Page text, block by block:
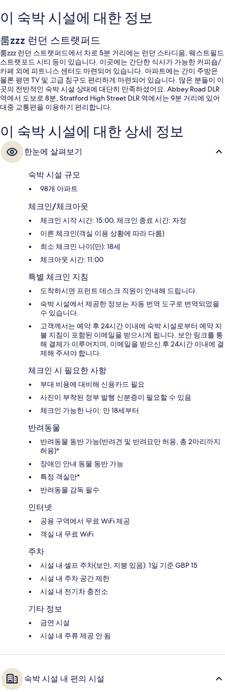
이 숙박 시설에 대한 정보
룸zzz 런던 스트랫퍼드
룸zzz 런던 스트랫퍼드에서 차로 5분 거리에는 런던 스타디움, 웨스트필드
스트랫포드 시티 등이 있습니다. 이곳에는 간단한 식사가 가능한 커피숍/
카페 외에 피트니스 센터도 마련되어 있습니다. 아파트에는 간이 주방은
물론 평면 TV 및 고급 침구도 편리하게 마련되어 있습니다. 많은 분들이 이
곳의 전반적인 숙박 시설 상태에 대단히 만족하셨어요. Abbey Road DLR
역에서 도보로 8분, Stratford High Street DLR 역에서는 9분 거리에 있어
대중 교통편을 이용하기 편리합니다.
이 숙박 시설에 대한 상세 정보
한눈에 살펴보기
숙박 시설 규모
98개 아파트
체크인/체크아웃
체크인 시작 시간: 15:00, 체크인 종료 시간: 자정
이른 체크인(객실 이용 상황에 따라 다름)
최소 체크인 나이(만): 18세
체크아웃 시간: 11:00
특별 체크인 지침
도착하시면 프런트 데스크 직원이 안내해 드립니다.
숙박 시설에서 제공한 정보는 자동 번역 도구로 번역되었을
수 있습니다.
고객께서는 예약 후 24시간 이내에 숙박 시설로부터 예약 지
불 지침이 포함된 이메일을 받으시게 됩니다. 보안 링크를 통
해 결제가 이루어지며, 이메일을 받으신 후 24시간 이내에 결
제해 주셔야 합니다.
체크인 시 필요한 사항
부대 비용에 대비해 신용카드 필요
사진이 부착된 정부 발행 신분증이 필요할 수 있음
체크인 가능한 나이: 만 18세부터
반려동물
반려동물 동반 가능(반려견 및 반려묘만 허용, 총 2마리까지
허용)*
장애인 안내 동물 동반 가능
특정 객실만*
반려동물 감독 필수
인터넷
공용 구역에서 무료 WiFi 제공
객실 내 무료 WiFi
주차
시설 내 셀프 주차(보안, 지붕 있음): 1일 기준 GBP 15
시설 내 주차 공간 제한
시설 내 전기차 충전소
기타 정보
금연 시설
시설 내 주류 제공 안 됨
숙박 시설 내 편의 시설